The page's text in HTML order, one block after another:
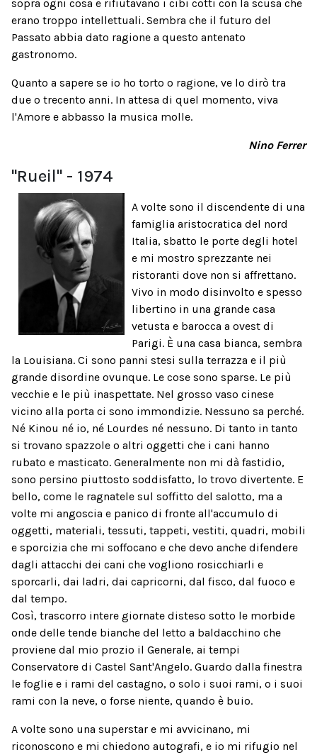
sopra ogni cosa e rifiutavano i cibi cotti con la scusa che
erano troppo intellettuali. Sembra che il futuro del
Passato abbia dato ragione a questo antenato
gastronomo.
Quanto a sapere se io ho torto o ragione, ve lo dirò tra
due o trecento anni. In attesa di quel momento, viva
l'Amore e abbasso la musica molle.
Nino Ferrer
"Rueil" - 1974
A volte sono il discendente di una
famiglia aristocratica del nord
Italia, sbatto le porte degli hotel
e mi mostro sprezzante nei
ristoranti dove non si affrettano.
Vivo in modo disinvolto e spesso
libertino in una grande casa
vetusta e barocca a ovest di
Parigi. È una casa bianca, sembra
la Louisiana. Ci sono panni stesi sulla terrazza e il più
grande disordine ovunque. Le cose sono sparse. Le più
vecchie e le più inaspettate. Nel grosso vaso cinese
vicino alla porta ci sono immondizie. Nessuno sa perché.
Né Kinou né io, né Lourdes né nessuno. Di tanto in tanto
si trovano spazzole o altri oggetti che i cani hanno
rubato e masticato. Generalmente non mi dà fastidio,
sono persino piuttosto soddisfatto, lo trovo divertente. E
bello, come le ragnatele sul soffitto del salotto, ma a
volte mi angoscia e panico di fronte all'accumulo di
oggetti, materiali, tessuti, tappeti, vestiti, quadri, mobili
e sporcizia che mi soffocano e che devo anche difendere
dagli attacchi dei cani che vogliono rosicchiarli e
sporcarli, dai ladri, dai capricorni, dal fisco, dal fuoco e
dal tempo.
Così, trascorro intere giornate disteso sotto le morbide
onde delle tende bianche del letto a baldacchino che
proviene dal mio prozio il Generale, ai tempi
Conservatore di Castel Sant'Angelo. Guardo dalla finestra
le foglie e i rami del castagno, o solo i suoi rami, o i suoi
rami con la neve, o forse niente, quando è buio.
A volte sono una superstar e mi avvicinano, mi
riconoscono e mi chiedono autografi, e io mi rifugio nel